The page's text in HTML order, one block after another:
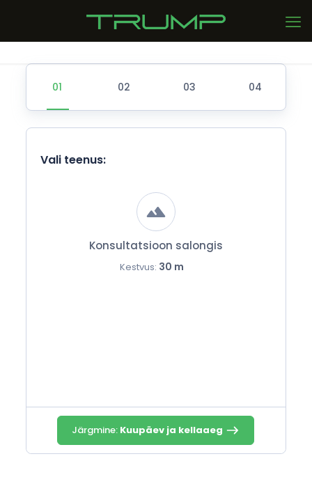
Vali teenus:
Konsultatsioon salongis
Kestvus: 30 m
Järgmine: Kuupäev ja kellaaeg